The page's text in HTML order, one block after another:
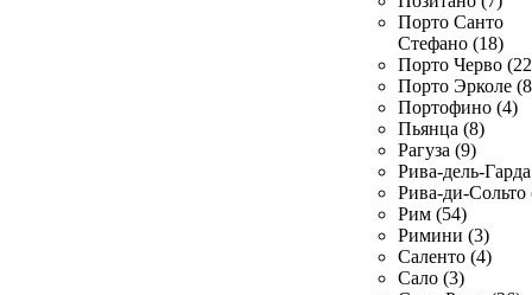
Порто Санто
Стефано (18)
Порто Черво
Порто Эрколе
Портофино (4)
Пьянца (8)
Рагуза (9)
Рива-дель-
Рива-ди-Сольто
Рим (54)
Римини (3)
Саленто (4)
Сало (3)